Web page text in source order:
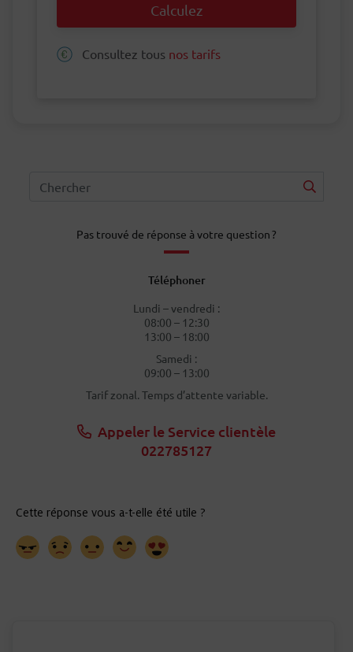
Calculez
Consultez tous nos tarifs
Pas trouvé de réponse à votre question ?
Téléphoner
Lundi – vendredi :
08:00 – 12:30
13:00 – 18:00
Samedi :
09:00 – 13:00
Tarif zonal. Temps d’attente variable.
Appeler le Service clientèle
022785127